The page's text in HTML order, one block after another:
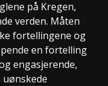
på Kregen,
verden. Måten
fortellingene og
en fortelling
engasjerende,
uønskede